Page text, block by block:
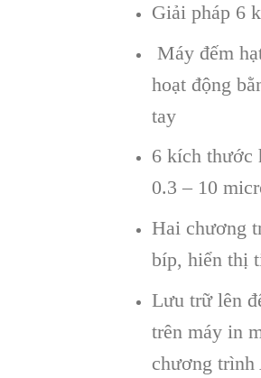
Giải pháp 6
Máy đếm
hoạt động
tay
6 kích thước
0.3 – 10
Hai chương
bíp, hiển thị
Lưu trữ lên
trên máy in
chương